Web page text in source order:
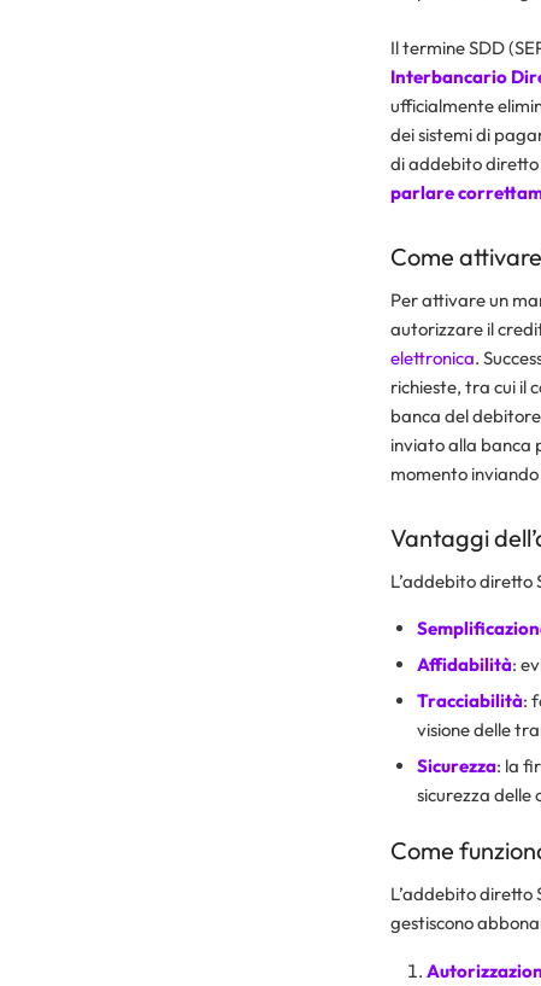
Il termine SDD
Interbancario
ufficialmente
dei sistemi di
di addebito diretto
parlare
Come
Per attivare un
autorizzare il
elettronica.
richieste, tra cui il
banca del
inviato alla banca
momento
Vantaggi
L’addebito diretto
Affidabilità:
Tracciabilità:
visione delle
Sicurezza: la
sicurezza delle
Come
L’addebito diretto
gestiscono